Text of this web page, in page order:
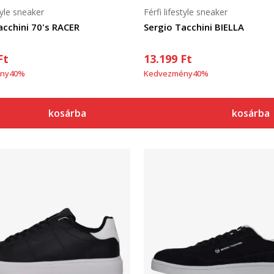
70's RACER
sneaker
40%
kosárba
Sergio Tacchini BIELLA
Férfi lifestyle sneaker
13.199 Ft
Kedvezmény40%
kosárba
Összehasonlítás Összehasonlítás